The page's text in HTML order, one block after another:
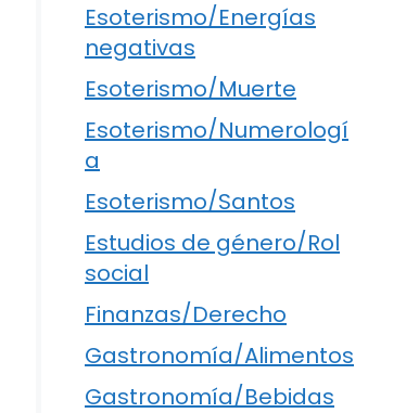
Esoterismo/Energías
negativas
Esoterismo/Muerte
Esoterismo/Numerologí
a
Esoterismo/Santos
Estudios de género/Rol
social
Finanzas/Derecho
Gastronomía/Alimentos
Gastronomía/Bebidas